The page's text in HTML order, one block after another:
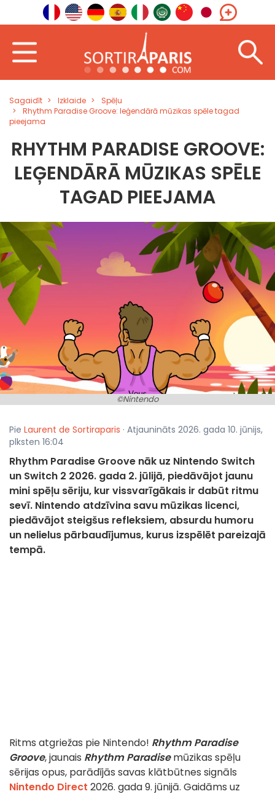
Sagaidīt Izklaide
Spēļu
Rhythm Paradise Groove: leģendārā mūzikas spēle tagad
pieejama
RHYTHM PARADISE GROOVE:
LEĢENDĀRĀ MŪZIKAS SPĒLE
TAGAD PIEEJAMA
©Nintendo
Pie Laurent de Sortiraparis · Atjaunināts 2026. gada 10. jūnijs,
plksten 16:04
Rhythm Paradise Groove nāk uz Nintendo Switch
un Switch 2 2026. gada 2. jūlijā, piedāvājot jaunu
mini spēļu sēriju, kur vissvarīgākais ir dabūt ritmu
sevī. Nintendo atdzīvina savu mūzikas licenci,
piedāvājot steigšus refleksiem, absurdu humoru
un nelielus pārbaudījumus, kurus izspēlēt pareizajā
tempā.
Ritms atgriežas pie Nintendo! Rhythm Paradise
Groove, jaunais Rhythm Paradisemūzikas spēļu
sērijas opus, parādījās savas klātbūtnes signāls
Nintendo Direct 2026. gada 9. jūnijā. Gaidāms uz